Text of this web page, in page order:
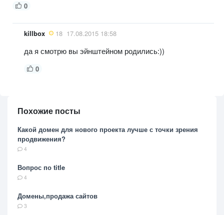
0
killbox 18 17.08.2015 18:58
да я смотрю вы эйнштейном родились:))
0
Похожие посты
Какой домен для нового проекта лучше с точки зрения
продвижения?
4
Вопрос по title
4
Домены,продажа сайтов
3